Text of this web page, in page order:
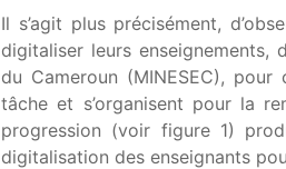
Il s’agit plus précisément,
digitaliser leurs enseignements,
du Cameroun (MINESEC),
tâche et s’organisent pour la
progression (voir figure 1)
digitalisation des enseignants